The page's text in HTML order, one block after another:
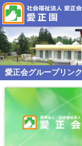
愛正会グループリンク